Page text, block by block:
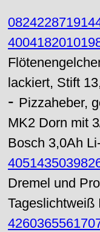
lackiert, Stift
- Pizzaheber,
MK2 Dorn mit
Bosch 3,0Ah
Dremel und
Tageslichtweiß